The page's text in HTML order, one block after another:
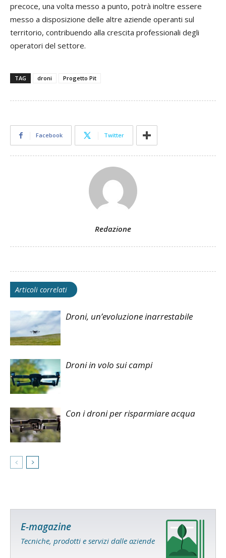
precoce, una volta messo a punto, potrà inoltre essere
messo a disposizione delle altre aziende operanti sul
territorio, contribuendo alla crescita professionali degli
operatori del settore.
TAG droni Progetto Pit
Facebook Twitter
Redazione
Articoli correlati
Droni, un’evoluzione inarrestabile
Droni in volo sui campi
Con i droni per risparmiare acqua
E-magazine
Tecniche, prodotti e servizi dalle aziende